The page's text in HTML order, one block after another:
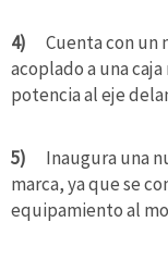
4) Cuenta con un
acoplado a una
potencia al eje
5)
Inaugura una
marca, ya que se
equipamiento al